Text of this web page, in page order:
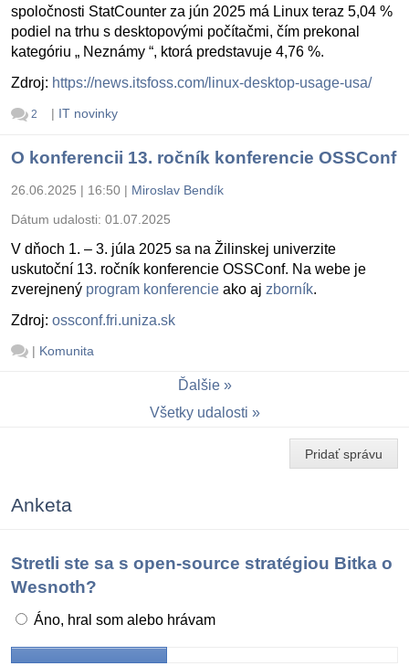
spoločnosti StatCounter za jún 2025 má Linux teraz 5,04 %
podiel na trhu s desktopovými počítačmi, čím prekonal
kategóriu „ Neznámy “, ktorá predstavuje 4,76 %.
Zdroj: https://news.itsfoss.com/linux-desktop-usage-usa/
2 | IT novinky
O konferencii 13. ročník konferencie OSSConf
26.06.2025 | 16:50 | Miroslav Bendík
Dátum udalosti: 01.07.2025
V dňoch 1. – 3. júla 2025 sa na Žilinskej univerzite
uskutoční 13. ročník konferencie OSSConf. Na webe je
zverejnený program konferencie ako aj zborník.
Zdroj: ossconf.fri.uniza.sk
| Komunita
Ďalšie
Všetky udalosti
Pridať správu
Anketa
Stretli ste sa s open-source stratégiou Bitka o
Wesnoth?
Áno, hral som alebo hrávam